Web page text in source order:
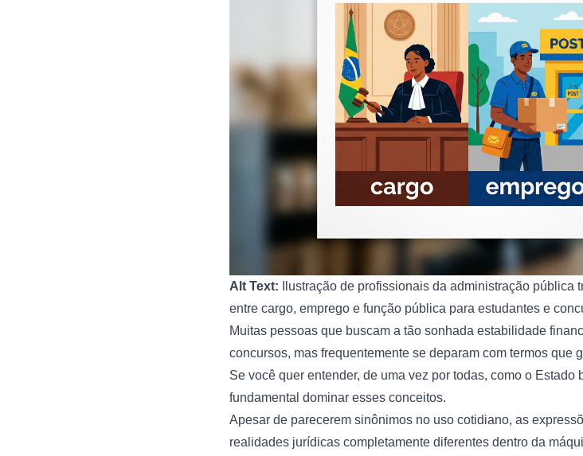
Alt Text: Ilustração de profissionais da administração
entre cargo, emprego e função pública para estudantes e
Muitas pessoas que buscam a tão sonhada estabilidade
concursos, mas frequentemente se deparam com termos que
Se você quer entender, de uma vez por todas, como o
fundamental dominar esses conceitos.
Apesar de parecerem sinônimos no uso cotidiano, as
realidades jurídicas completamente diferentes dentro da